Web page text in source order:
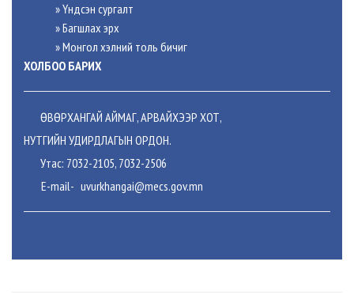
» Үндсэн сургалт
» Багшлах эрх
»Монгол хэлний толь бичиг
ХОЛБОО БАРИХ
ӨВӨРХАНГАЙ АЙМАГ, АРВАЙХЭЭР ХОТ,
НУТГИЙН УДИРДЛАГЫН ОРДОН.
Утас: 7032-2105, 7032-2506
E-mail- uvurkhangai@mecs.gov.mn